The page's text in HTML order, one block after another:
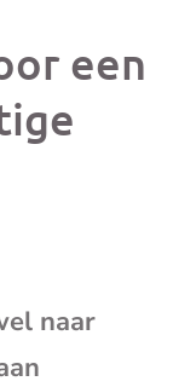
een
naar